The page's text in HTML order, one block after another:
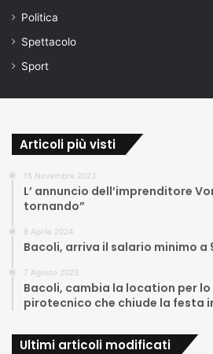
Politica
Spettacolo
Sport
Articoli più visti
15 Novembre 2023
L’ annuncio dell’imprenditore
tornando”
8 Aprile 2024
Bacoli, arriva il salario minimo a
7 Agosto 2023
Bacoli, cambia la location per
pirotecnico che chiude la festa
Ultimi articoli modificati